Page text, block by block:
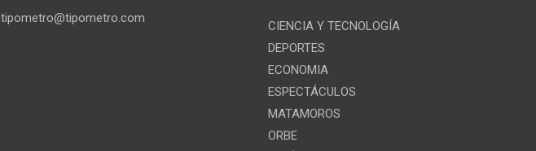
tipometro@tipometro.com
CIENCIA Y TECNOLOGÍA
DEPORTES
ECONOMIA
ESPECTÁCULOS
MATAMOROS
ORBE